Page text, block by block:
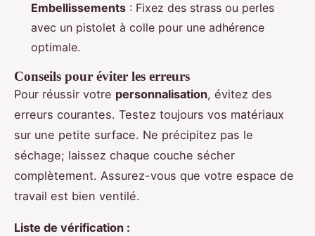
Embellissements : Fixez des strass ou perles
avec un pistolet à colle pour une adhérence
optimale.
Conseils pour éviter les erreurs
Pour réussir votre personnalisation, évitez des
erreurs courantes. Testez toujours vos matériaux
sur une petite surface. Ne précipitez pas le
séchage; laissez chaque couche sécher
complètement. Assurez-vous que votre espace de
travail est bien ventilé.
Liste de vérification :